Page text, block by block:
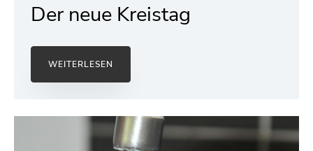
Der neue Kreistag
WEITERLESEN